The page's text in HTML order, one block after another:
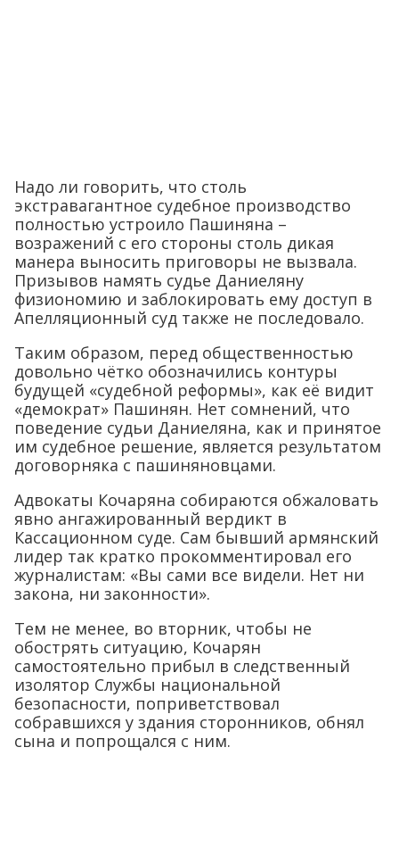
Надо ли говорить, что столь
экстравагантное судебное производство
полностью устроило Пашиняна –
возражений с его стороны столь дикая
манера выносить приговоры не вызвала.
Призывов намять судье Даниеляну
физиономию и заблокировать ему доступ в
Апелляционный суд также не последовало.
Таким образом, перед общественностью
довольно чётко обозначились контуры
будущей «судебной реформы», как её видит
«демократ» Пашинян. Нет сомнений, что
поведение судьи Даниеляна, как и принятое
им судебное решение, является результатом
договорняка с пашиняновцами.
Адвокаты Кочаряна собираются обжаловать
явно ангажированный вердикт в
Кассационном суде. Сам бывший армянский
лидер так кратко прокомментировал его
журналистам: «Вы сами все видели. Нет ни
закона, ни законности».
Тем не менее, во вторник, чтобы не
обострять ситуацию, Кочарян
самостоятельно прибыл в следственный
изолятор Службы национальной
безопасности, поприветствовал
собравшихся у здания сторонников, обнял
сына и попрощался с ним.